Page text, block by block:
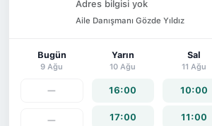
Adres bilgisi yok
Aile Danışmanı Gözde Yıldız
Bugün
9 Ağu
—
—
Yarın
10 Ağu
16:00
17:00
Sal
11 Ağu
10:00
11:00